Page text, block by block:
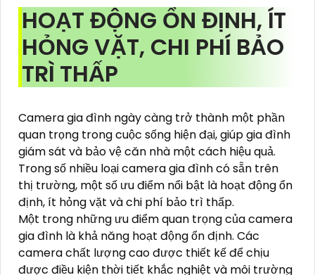
HOẠT ĐỘNG ỔN ĐỊNH, ÍT
HỎNG VẶT, CHI PHÍ BẢO
TRÌ THẤP
Camera gia đình ngày càng trở thành một phần
quan trọng trong cuộc sống hiện đại, giúp gia đình
giám sát và bảo vệ căn nhà một cách hiệu quả.
Trong số nhiều loại camera gia đình có sẵn trên
thị trường, một số ưu điểm nổi bật là hoạt động ổn
định, ít hỏng vặt và chi phí bảo trì thấp.
Một trong những ưu điểm quan trọng của camera
gia đình là khả năng hoạt động ổn định. Các
camera chất lượng cao được thiết kế để chịu
được điều kiện thời tiết khắc nghiệt và môi trường